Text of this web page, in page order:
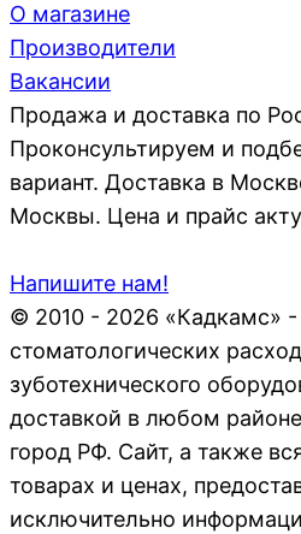
О магазине
Производители
Вакансии
Продажа и доставка по
Проконсультируем и
вариант. Доставка в
Москвы. Цена и прайс
Напишите нам!
© 2010 - 2026 «Кадкамс» -
стоматологических
зуботехнического
доставкой в любом
город РФ. Сайт, а также
товарах и ценах,
исключительно